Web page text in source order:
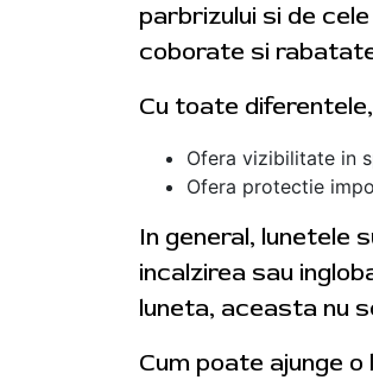
parbrizului si de
coborate si
Cu toate
Ofera vizibilitate in
Ofera protectie
In general, lunetele
incalzirea sau
luneta, aceasta nu
Cum poate ajunge